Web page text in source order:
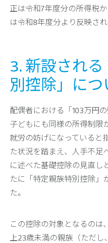
正は令和7年度分の所得税
は令和8年度分より反映され
3. 新設され
別控除」につ
配偶者における「103万円
子どもにも同様の所得制限
就労の妨げになっていると
た状況を踏まえ、人手不足
に述べた基礎控除の見直し
たに「特定親族特別控除」
た。
この控除の対象となるのは
上23歳未満の親族（ただし